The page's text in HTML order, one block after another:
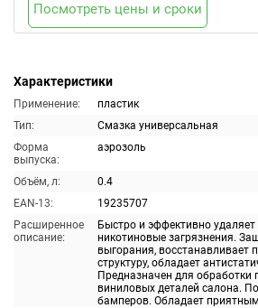
Характеристики
Применение:
пластик
Тип:
Смазка универсальная
Форма
выпуска:
аэрозоль
Объём, л:
0.4
EAN-13:
19235707
Расширенное
описание:
Быстро и эффективно
никотиновые загрязнения.
выгорания, восстанавливает
структуру, обладает
Предназначен для обработки
виниловых деталей салона.
бамперов. Обладает
Посмотреть цены и сроки